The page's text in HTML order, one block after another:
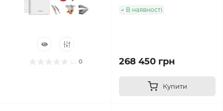
0
В наявності
268 450 грн
Купити